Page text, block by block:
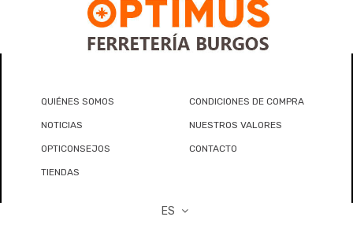
QUIÉNES SOMOS CONDICIONES DE COMPRA
NOTICIAS NUESTROS VALORES
OPTICONSEJOS CONTACTO
TIENDAS
ES